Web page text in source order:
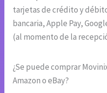
tarjetas de crédito y
bancaria, Apple Pay,
(al momento de la
¿Se puede comprar
Amazon o eBay?